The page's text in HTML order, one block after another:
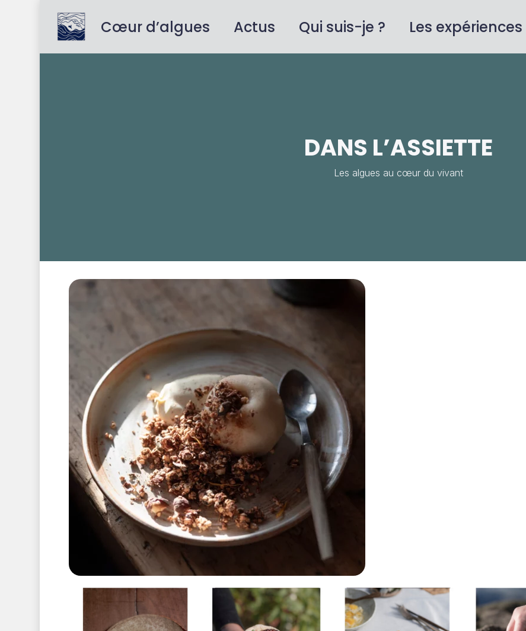
content
Cœur d’algues Actus Qui suis-je ? Les expériences
Cart
DANS L’ASSIETTE
Les algues au cœur du vivant